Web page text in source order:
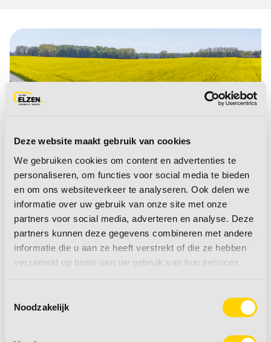
Deze website maakt gebruik van cookies
We gebruiken cookies om content en advertenties te
personaliseren, om functies voor social media te bieden
en om ons websiteverkeer te analyseren. Ook delen we
informatie over uw gebruik van onze site met onze
partners voor social media, adverteren en analyse. Deze
partners kunnen deze gegevens combineren met andere
informatie die u aan ze heeft verstrekt of die ze hebben
verzameld op basis van uw gebruik van hun services.
Noodzakelijk
Elektrische auto’s
nieuwe